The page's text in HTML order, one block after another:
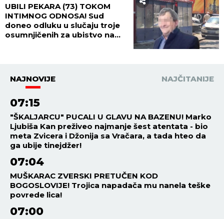
UBILI PEKARA (73) TOKOM
INTIMNOG ODNOSA! Sud
doneo odluku u slučaju troje
osumnjičenih za ubistvo na
NAJNOVIJE NAJČITANIJE
07:15
"ŠKALJARCU" PUCALI U GLAVU NA BAZENU! Marko
Ljubiša Kan preživeo najmanje šest atentata - bio
meta Zvicera i Džonija sa Vračara, a tada hteo da
ga ubije tinejdžer!
07:04
MUŠKARAC ZVERSKI PRETUČEN KOD
BOGOSLOVIJE! Trojica napadača mu nanela teške
povrede lica!
07:00